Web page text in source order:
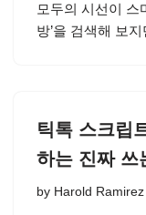
모두의 시선이 스
방’을 검색해 보
틱톡 스크립
하는 진짜 쓰
by Harold Ramirez